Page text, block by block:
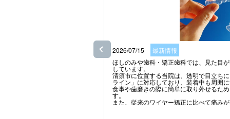
2026/07/15
最新情報
ほしのみや歯科・矯正歯科では、見た目
しています。
清須市に位置する当院は、透明で目立ち
ライン」に対応しており、装着中も周囲
食事や歯磨きの際に簡単に取り外せるた
す。
また、従来のワイヤー矯正に比べて痛み